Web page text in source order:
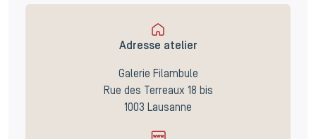
Adresse atelier
Galerie Filambule
Rue des Terreaux 18 bis
1003 Lausanne